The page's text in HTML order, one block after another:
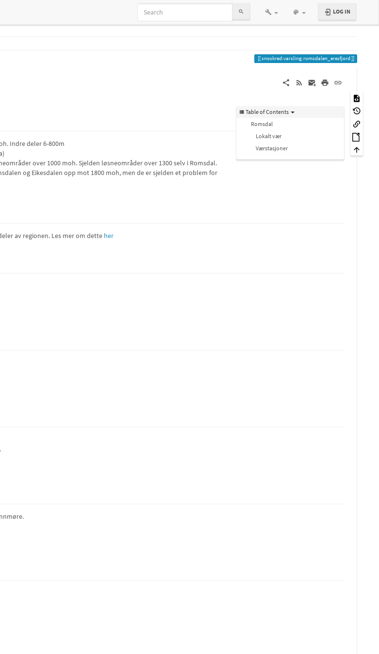
LOG IN
snoskred:varsling:romsdalen_eresfjord
Table of Contents
Romsdal
Lokalt vær
Værstasjoner
Indre deler 6-800m
over 1000 moh. Sjelden løsneområder over 1300 selv i Romsdal.
og Eikesdalen opp mot 1800 moh, men de er sjelden et problem for
av regionen. Les mer om dette her